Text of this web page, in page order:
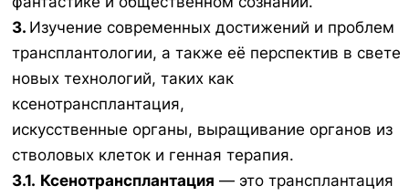
3. Изучение современных достижений и проблем
трансплантологии, а также её перспектив в свете
новых технологий, таких как
ксенотрансплантация,
искусственные органы, выращивание органов из
стволовых клеток и генная терапия.
3.1. Ксенотрансплантация — это трансплантация